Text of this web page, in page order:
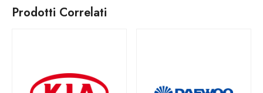
Prodotti Correlati